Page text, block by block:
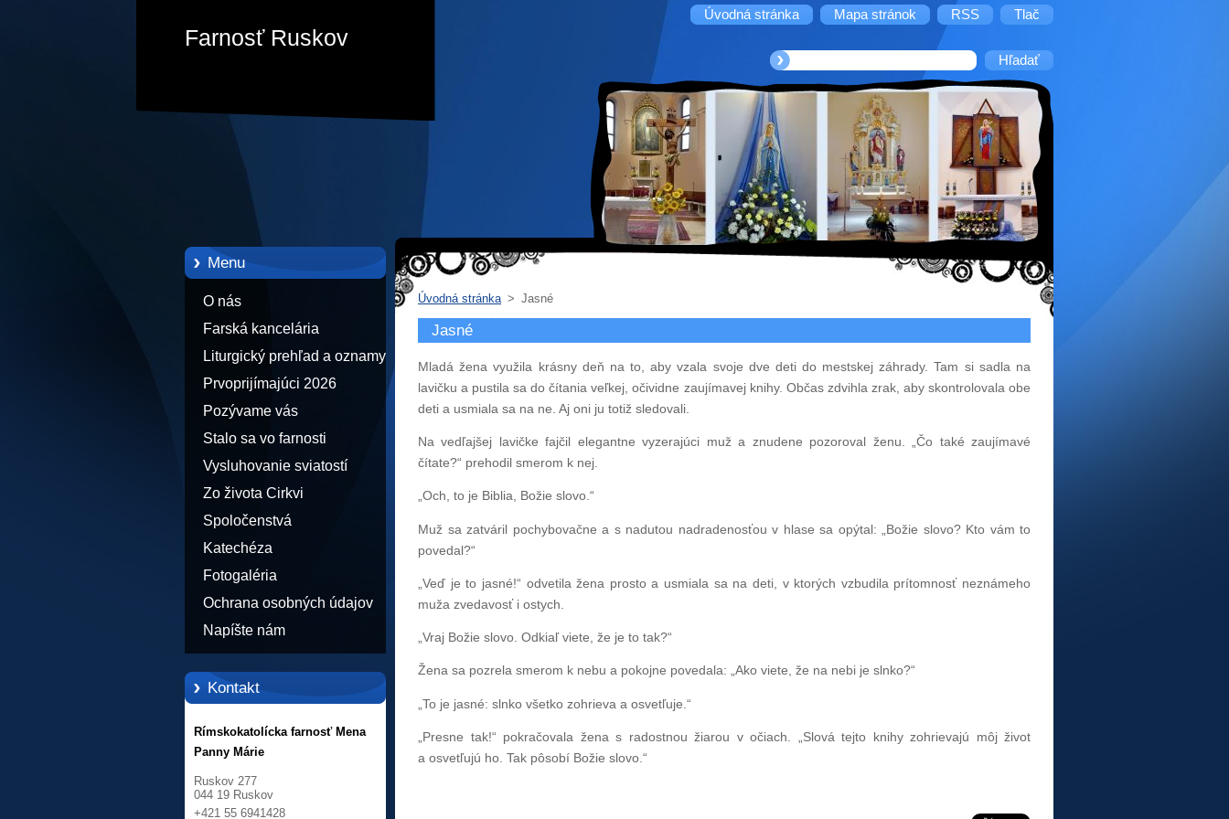
Úvodná stránka Mapa stránok RSS Tlač
Farnosť Ruskov
Menu
O nás
Farská kancelária
Liturgický prehľad a oznamy
Prvoprijímajúci 2026
Pozývame vás
Stalo sa vo farnosti
Vysluhovanie sviatostí
Zo života Cirkvi
Spoločenstvá
Katechéza
Fotogaléria
Ochrana osobných údajov
Napíšte nám
Kontakt
Rímskokatolícka farnosť Mena
Panny Márie
Ruskov 277
044 19 Ruskov
+421 55 6941428
Úvodná stránka > Jasné
Jasné
Mladá žena využila krásny deň na to, aby vzala svoje dve deti do mestskej záhrady. Tam si sadla na
lavičku a pustila sa do čítania veľkej, očividne zaujímavej knihy. Občas zdvihla zrak, aby skontrolovala obe
deti a usmiala sa na ne. Aj oni ju totiž sledovali.
Na vedľajšej lavičke fajčil elegantne vyzerajúci muž a znudene pozoroval ženu. „Čo také zaujímavé
čítate?“ prehodil smerom k nej.
„Och, to je Biblia, Božie slovo.“
Muž sa zatváril pochybovačne a s nadutou nadradenosťou v hlase sa opýtal: „Božie slovo? Kto vám to
povedal?“
„Veď je to jasné!“ odvetila žena prosto a usmiala sa na deti, v ktorých vzbudila prítomnosť neznámeho
muža zvedavosť i ostych.
„Vraj Božie slovo. Odkiaľ viete, že je to tak?“
Žena sa pozrela smerom k nebu a pokojne povedala: „Ako viete, že na nebi je slnko?“
„To je jasné: slnko všetko zohrieva a osvetľuje.“
„Presne tak!“ pokračovala žena s radostnou žiarou v očiach. „Slová tejto knihy zohrievajú môj život
a osvetľujú ho. Tak pôsobí Božie slovo.“